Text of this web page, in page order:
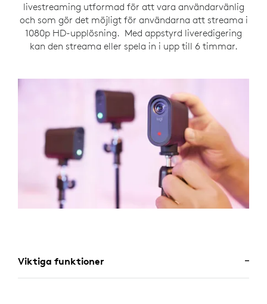
livestreaming utformad för att vara användarvänlig
och som gör det möjligt för användarna att streama i
1080p HD-upplösning. Med appstyrd liveredigering
kan den streama eller spela in i upp till 6 timmar.
Viktiga funktioner